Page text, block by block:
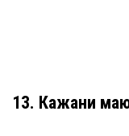
13. Кажани